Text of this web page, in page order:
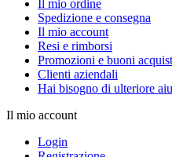
Il mio ordine
Spedizione e consegna
Il mio account
Resi e rimborsi
Promozioni e buoni
Clienti aziendali
Hai bisogno di ulteriore
Il mio account
Login